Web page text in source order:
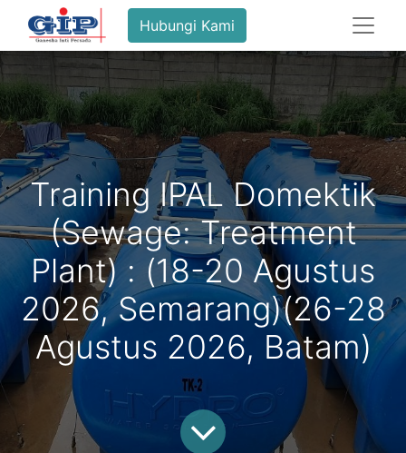
Hubungi Kami
Training IPAL Domektik
(Sewage: Treatment
Plant) : (18-20 Agustus
2026, Semarang)(26-28
Agustus 2026, Batam)